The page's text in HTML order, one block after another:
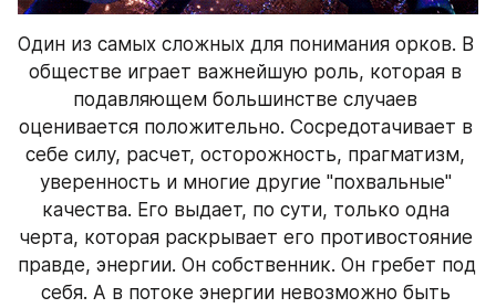
Один из самых сложных для понимания орков. В
обществе играет важнейшую роль, которая в
подавляющем большинстве случаев
оценивается положительно. Сосредотачивает в
себе силу, расчет, осторожность, прагматизм,
уверенность и многие другие "похвальные"
качества. Его выдает, по сути, только одна
черта, которая раскрывает его противостояние
правде, энергии. Он собственник. Он гребет под
себя. А в потоке энергии невозможно быть